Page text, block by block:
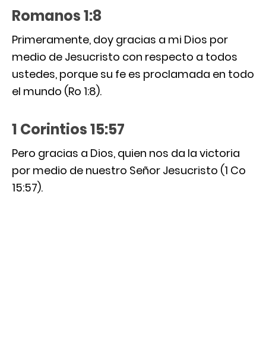
Romanos 1:8
Primeramente, doy gracias a mi Dios por
medio de Jesucristo con respecto a todos
ustedes, porque su fe es proclamada en todo
el mundo (Ro 1:8).
1 Corintios 15:57
Pero gracias a Dios, quien nos da la victoria
por medio de nuestro Señor Jesucristo (1 Co
15:57).